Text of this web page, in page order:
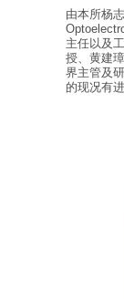
由本所杨
主任以及
授、黄建
界主管及
的现况有